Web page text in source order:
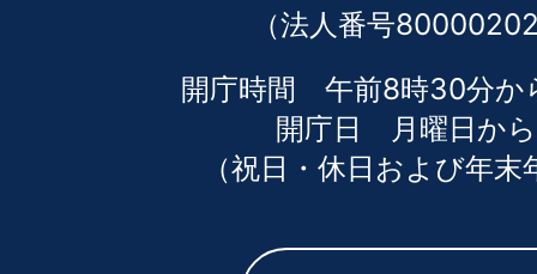
（法人番号
開庁時間 午前8時30分か
開庁日 月曜日か
（祝日・休日および年